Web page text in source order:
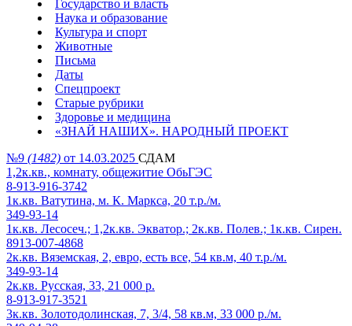
Государство и власть
Наука и образование
Культура и спорт
Животные
Письма
Даты
Спецпроект
Старые рубрики
Здоровье и медицина
«ЗНАЙ НАШИХ». НАРОДНЫЙ ПРОЕКТ
№9 (1482) от 14.03.2025 СДАМ
1,2к.кв., комнату, общежитие ОбьГЭС
8-913-916-3742
1к.кв. Ватутина, м. К. Маркса, 20 т.р./м.
349-93-14
1к.кв. Лесосеч.; 1,2к.кв. Экватор.; 2к.кв. Полев.; 1к.кв. Сирен.
8913-007-4868
2к.кв. Вяземская, 2, евро, есть все, 54 кв.м, 40 т.р./м.
349-93-14
2к.кв. Русская, 33, 21 000 р.
8-913-917-3521
3к.кв. Золотодолинская, 7, 3/4, 58 кв.м, 33 000 р./м.